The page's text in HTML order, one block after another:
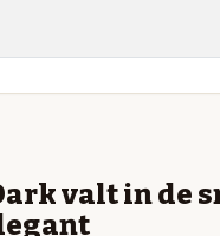
valt in de